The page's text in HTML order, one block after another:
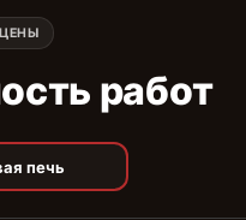
работ
печь